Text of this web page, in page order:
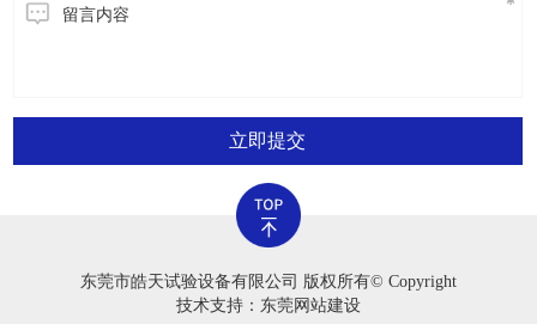
立即提交
东莞市皓天试验设备有限公司 版权所有© Copyright
技术支持：东莞网站建设